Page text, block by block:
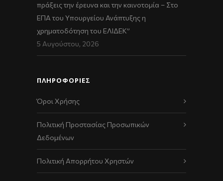
πράξεις την έρευνα και την καινοτομία – Στο
ΕΠΑ του Υπουργείου Ανάπτυξης η
χρηματοδότηση του ΕΛΙΔΕΚ”
5 Αυγούστου, 2026
ΠΛΗΡΟΦΟΡΙΕΣ
Όροι Χρήσης
Πολιτική Προστασίας Προσωπικών
Δεδομένων
Πολιτική Απορρήτου Χρηστών